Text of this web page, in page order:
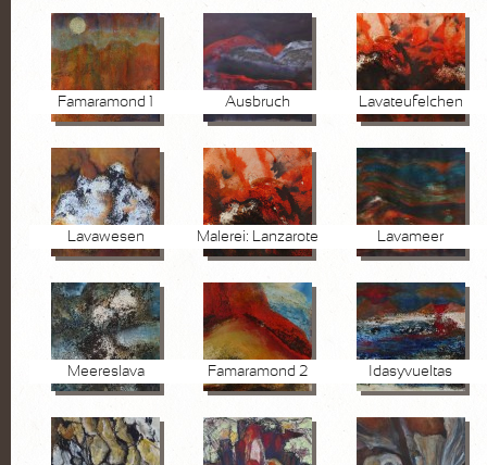
FOTOGRAFIE
Pflanzen
Wasser
Lanzarote
KURSE
Kurse
Marktplatz
KONTAKT
Famaramond 1 Ausbruch Lavateufelchen
Lavawesen Malerei: Lanzarote Lavameer
Meereslava Famaramond 2 Idasyvueltas